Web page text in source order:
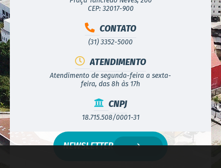
CEP: 32017-900
CONTATO
(31) 3352-5000
ATENDIMENTO
Atendimento de segunda-feira a sexta-
feira, das 8h às 17h
CNPJ
18.715.508/0001-31
NEWSLETTER